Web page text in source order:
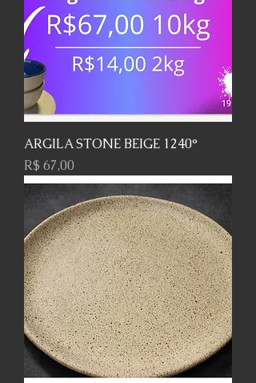
ARGILA STONE BEIGE 1240°
Preço
R$ 67,00